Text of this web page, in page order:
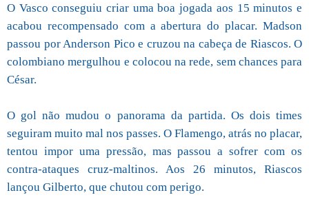
O Vasco conseguiu criar uma boa jogada aos 15 minutos e
acabou recompensado com a abertura do placar. Madson
passou por Anderson Pico e cruzou na cabeça de Riascos. O
colombiano mergulhou e colocou na rede, sem chances para
César.
O gol não mudou o panorama da partida. Os dois times
seguiram muito mal nos passes. O Flamengo, atrás no placar,
tentou impor uma pressão, mas passou a sofrer com os
contra-ataques cruz-maltinos. Aos 26 minutos, Riascos
lançou Gilberto, que chutou com perigo.